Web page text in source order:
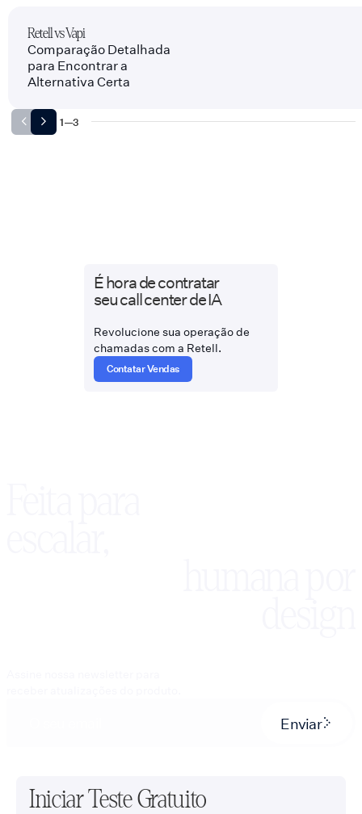
Retell vs Vapi
Comparação Detalhada
para Encontrar a
Alternativa Certa
1—3
É hora de contratar
seu call center de IA
Revolucione sua operação de
chamadas com a Retell.
Contatar Vendas
Enviar
Iniciar Teste Gratuito